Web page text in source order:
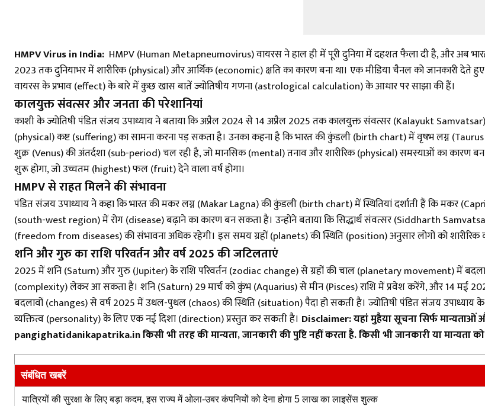
HMPV Virus in India: HMPV (Human Metapneumovirus) वायरस ने हाल ही में पूरी दुनिया में दहशत फैला दी है, और
2023 तक दुनियाभर में शारीरिक (physical) और आर्थिक (economic) क्षति का कारण बना था। एक मीडिया चैनल को जानकारी देते
वायरस के प्रभाव (effect) के बारे में कुछ खास बातें ज्योतिषीय गणना (astrological calculation) के आधार पर साझा की हैं।
कालयुक्त संवत्सर और जनता की परेशानियां
काशी के ज्योतिषी पंडित संजय उपाध्याय ने बताया कि अप्रैल 2024 से 14 अप्रैल 2025 तक कालयुक्त संवत्सर (Kalayukt Samvatsar)
(physical) कष्ट (suffering) का सामना करना पड़ सकता है। उनका कहना है कि भारत की कुंडली (birth chart) में वृषभ लग्न
शुक्र (Venus) की अंतर्दशा (sub-period) चल रही है, जो मानसिक (mental) तनाव और शारीरिक (physical) समस्याओं का कारण
शुरू होगा, जो उच्चतम (highest) फल (fruit) देने वाला वर्ष होगा।
HMPV से राहत मिलने की संभावना
पंडित संजय उपाध्याय ने कहा कि भारत की मकर लग्न (Makar Lagna) की कुंडली (birth chart) में स्थितियां दर्शाती हैं कि मकर
(south-west region) में रोग (disease) बढ़ाने का कारण बन सकता है। उन्होंने बताया कि सिद्धार्थ संवत्सर (Siddharth
(freedom from diseases) की संभावना अधिक रहेगी। इस समय ग्रहों (planets) की स्थिति (position) अनुसार लोगों को
शनि और गुरु का राशि परिवर्तन और वर्ष 2025 की जटिलताएं
2025 में शनि (Saturn) और गुरु (Jupiter) के राशि परिवर्तन (zodiac change) से ग्रहों की चाल (planetary movement) में
(complexity) लेकर आ सकता है। शनि (Saturn) 29 मार्च को कुंभ (Aquarius) से मीन (Pisces) राशि में प्रवेश करेंगे, और 14 मई
बदलावों (changes) से वर्ष 2025 में उथल-पुथल (chaos) की स्थिति (situation) पैदा हो सकती है। ज्योतिषी पंडित संजय
व्यक्तित्व (personality) के लिए एक नई दिशा (direction) प्रस्तुत कर सकती है। Disclaimer: यहां मुहैया सूचना सिर्फ मान्यताओं
pangighatidanikapatrika.in किसी भी तरह की मान्यता, जानकारी की पुष्टि नहीं करता है. किसी भी जानकारी या
संबंधित खबरें
यात्रियों की सुरक्षा के लिए बड़ा कदम, इस राज्य में ओला-उबर कंपनियों को देना होगा 5 लाख का लाइसेंस शुल्क